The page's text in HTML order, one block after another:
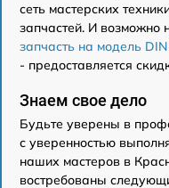
сеть мастерских
запчастей. И возможно
запчасть на модель
- предоставляется
Знаем свое дело
Будьте уверены в
с уверенностью
наших мастеров в
востребованы